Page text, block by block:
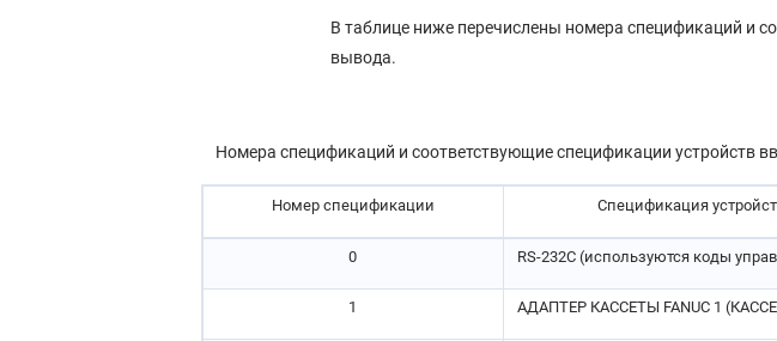
В таблице ниже перечислены номера спецификаций и
вывода.
Номера спецификаций и соответствующие спецификации устройств
Номер спецификации Спецификация
0 RS-232C (используются коды
1 АДАПТЕР КАССЕТЫ FANUC 1